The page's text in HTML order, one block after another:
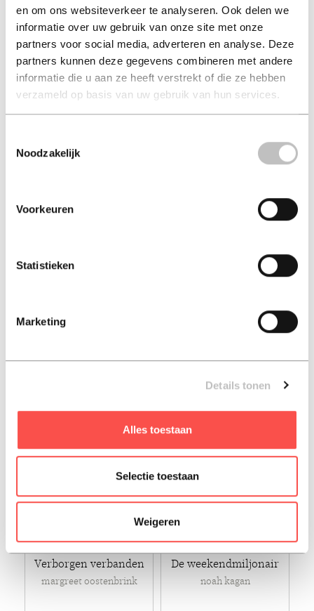
en om ons websiteverkeer te analyseren. Ook delen we
informatie over uw gebruik van onze site met onze
partners voor social media, adverteren en analyse. Deze
partners kunnen deze gegevens combineren met andere
informatie die u aan ze heeft verstrekt of die ze hebben
verzameld op basis van uw gebruik van hun services.
Noodzakelijk
Voorkeuren
Statistieken
Marketing
Details tonen
Alles toestaan
Selectie toestaan
Weigeren
Doelen formuleren
wim kweekel
€ 18,95
Paperback - 2020 - Ebook
Windows 11 voor
senioren voor Dum...
peter weverka
€ 31,99
Paperback - 2022
€ 32,95 € 33,95
Verborgen verbanden
margreet oostenbrink
De weekendmiljonair
noah kagan